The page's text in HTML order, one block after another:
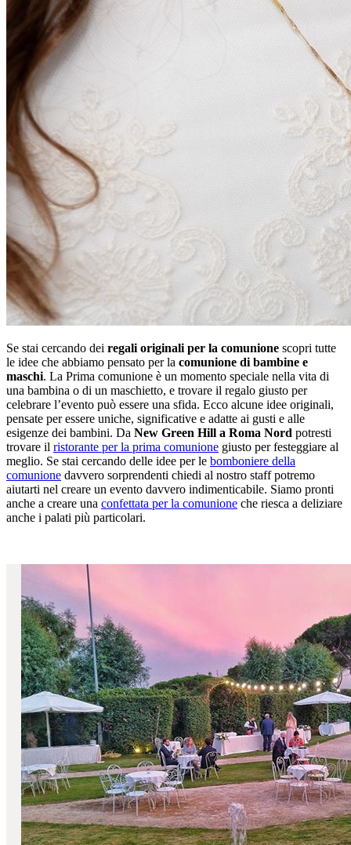
Se stai cercando dei regali originali per la comunione scopri tutte
le idee che abbiamo pensato per la comunione di bambine e
maschi. La Prima comunione è un momento speciale nella vita di
una bambina o di un maschietto, e trovare il regalo giusto per
celebrare l’evento può essere una sfida. Ecco alcune idee originali,
pensate per essere uniche, significative e adatte ai gusti e alle
esigenze dei bambini. Da New Green Hill a Roma Nord potresti
trovare il ristorante per la prima comunione giusto per festeggiare al
meglio. Se stai cercando delle idee per le bomboniere della
comunione davvero sorprendenti chiedi al nostro staff potremo
aiutarti nel creare un evento davvero indimenticabile. Siamo pronti
anche a creare una confettata per la comunione che riesca a deliziare
anche i palati più particolari.